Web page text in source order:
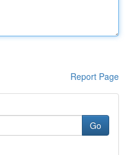
Report Page
Go